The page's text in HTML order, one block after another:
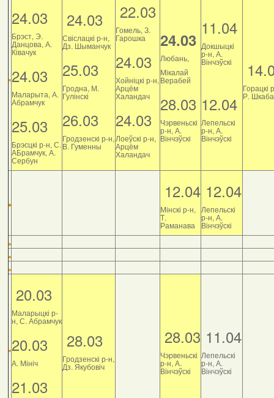
24.03
Брэст, Э.
Данцова, А.
Ківачук
24.03
Маларыта, А.
Абрамчук
25.03
Брэсцкі р-н, С.
АБрамчук, А.
Сербун
24.03
Свіслацкі р-н,
Дз. Шыманчук
25.03
Гродна, М.
Гулінскі
26.03
Гродзенскі р-н,
В. Гуменны
22.03
Гомель, З.
Гарошка
24.03
Хойніцкі р-н,
Арцём
Халандач
24.03
Лоеўскі р-н,
Арцём
Халандач
24.03
Любань,
Мікалай
Верабей
28.03
Чэрвеньскі
р-н, А.
Вінчэўскі
11.04
Докшыцкі
р-н, А.
Вінчэўскі
12.04
Лепельскі
р-н, А.
Вінчэўскі
Горацкі
Р.
12.04
Мінскі р-н,
Т.
Раманава
12.04
Лепельскі
р-н, А.
Вінчэўскі
20.03
Маларыцкі р-
н, С. Абрамчук
20.03
А. Мініч
21.03
28.03
Гродзенскі р-н,
Дз. Якубовіч
28.03
Чэрвеньскі
р-н, А.
Вінчэўскі
11.04
Лепельскі
р-н, А.
Вінчэўскі